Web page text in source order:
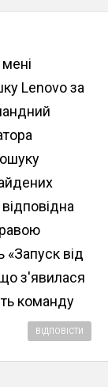
Lenovo за
«Запуск від
що з'явилася
команду
ВІДПОВІСТИ